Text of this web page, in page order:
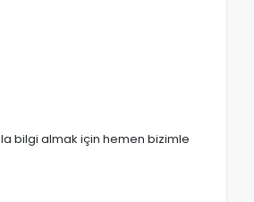
bilgi almak için hemen bizimle